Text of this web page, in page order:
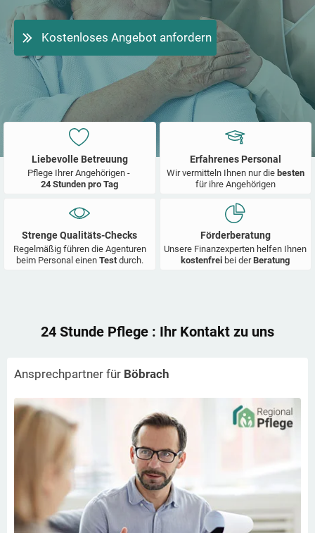
Kostenloses Angebot anfordern
Liebevolle Betreuung
Pflege Ihrer Angehörigen -
24 Stunden pro Tag
Erfahrenes Personal
Wir vermitteln Ihnen nur die besten
für ihre Angehörigen
Strenge Qualitäts-Checks
Regelmäßig führen die Agenturen
beim Personal einen Test durch.
Förderberatung
Unsere Finanzexperten helfen Ihnen
kostenfrei bei derBeratung
24 Stunde Pflege : Ihr Kontakt zu uns
Ansprechpartner für Böbrach